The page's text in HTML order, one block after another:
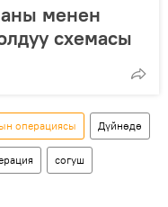
менен
схемасы
операциясы Дүйнөдө
согуш